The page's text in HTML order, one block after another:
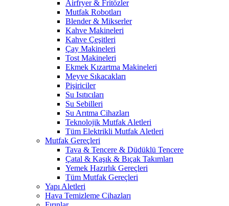
Airfryer & Fritözler
Mutfak Robotları
Blender & Mikserler
Kahve Makineleri
Kahve Çeşitleri
Çay Makineleri
Tost Makineleri
Ekmek Kızartma Makineleri
Meyve Sıkacakları
Pişiriciler
Su Isıtıcıları
Su Sebilleri
Su Arıtma Cihazları
Teknolojik Mutfak Aletleri
Tüm Elektrikli Mutfak Aletleri
Mutfak Gereçleri
Tava & Tencere & Düdüklü Tencere
Çatal & Kaşık & Bıçak Takımları
Yemek Hazırlık Gereçleri
Tüm Mutfak Gereçleri
Yapı Aletleri
Hava Temizleme Cihazları